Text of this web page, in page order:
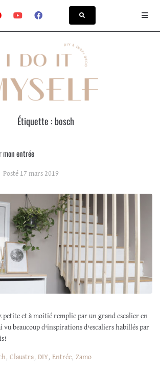
Étiquette : bosch
mon entrée
Posté 17 mars 2019
petite et à moitié remplie par un grand escalier en
vu beaucoup d'inspirations d'escaliers habillés par
, Claustra, DIY, Entrée, Zamo